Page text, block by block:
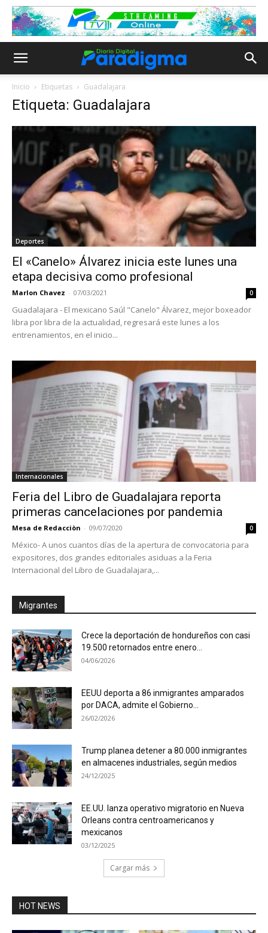
Inicio Etiquetas Guadalajara
Etiqueta: Guadalajara
Deportes
El «Canelo» Álvarez inicia este lunes una
etapa decisiva como profesional
Marlon Chavez - 07/03/2021 0
Guadalajara - El mexicano Saúl "Canelo" Álvarez, mejor boxeador
libra por libra de la actualidad, regresará este lunes a los
entrenamientos, en el inicio...
Internacionales
Feria del Libro de Guadalajara reporta
primeras cancelaciones por pandemia
Mesa de Redacciòn - 09/07/2020 0
México- A unos cuantos días de la apertura de convocatoria para
expositores, dos grandes editoriales asiduas a la Feria
Internacional del Libro de Guadalajara,...
Migrantes
Crece la deportación de hondureños con casi
19.500 retornados entre enero...
04/06/2026
EEUU deporta a 86 inmigrantes amparados
por DACA, admite el Gobierno...
26/02/2026
Trump planea detener a 80.000 inmigrantes
en almacenes industriales, según medios
24/12/2025
EE.UU. lanza operativo migratorio en Nueva
Orleans contra centroamericanos y
mexicanos
03/12/2025
Cargar más
HOT NEWS